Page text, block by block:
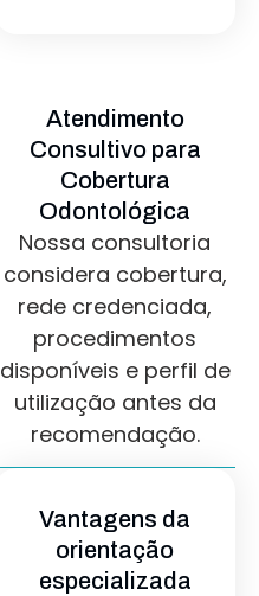
Atendimento
Consultivo para
Cobertura
Odontológica
Nossa consultoria
considera cobertura,
rede credenciada,
procedimentos
disponíveis e perfil de
utilização antes da
recomendação.
Vantagens da
orientação
especializada